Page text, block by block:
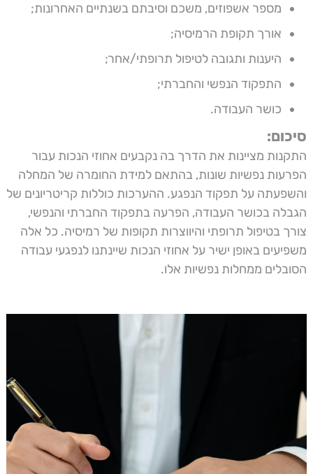
מספר אשפוזים, משכם וסיבתם בשנתיים האחרונות;
אורך תקופת הרמיסיה;
היענות ותגובה לטיפול תרופתי/אחר;
התפקוד הנפשי והחברתי;
כושר העבודה.
סיכום:
התקנות מציינות את הדרך בה נקבעים אחוזי הנכות עבור
הפרעות נפשיות שונות, בהתאם למידת החומרה של המחלה
והשפעתה על תפקוד הנפגע. ההערכות כוללות קריטריונים של
הגבלה בכושר העבודה, הפרעה בתפקוד החברתי והנפשי,
צורך בטיפול תרופתי והיווצרות תקופות של רמיסיה. כל אלה
משפיעים באופן ישיר על אחוזי הנכות שיינתנו לנפגעי עבודה
הסובלים ממחלות נפשיות אלו.